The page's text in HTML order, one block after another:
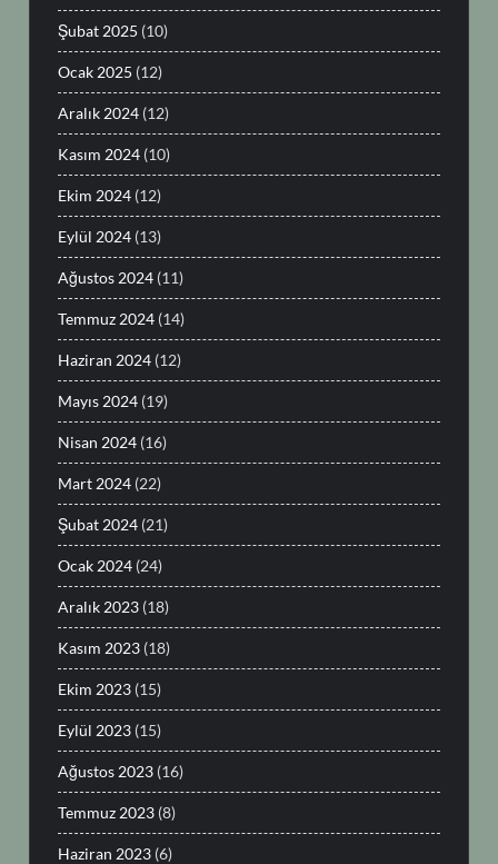
Şubat 2025 (10)
Ocak 2025 (12)
Aralık 2024 (12)
Kasım 2024 (10)
Ekim 2024 (12)
Eylül 2024 (13)
Ağustos 2024 (11)
Temmuz 2024 (14)
Haziran 2024 (12)
Mayıs 2024 (19)
Nisan 2024 (16)
Mart 2024 (22)
Şubat 2024 (21)
Ocak 2024 (24)
Aralık 2023 (18)
Kasım 2023 (18)
Ekim 2023 (15)
Eylül 2023 (15)
Ağustos 2023 (16)
Temmuz 2023 (8)
Haziran 2023 (6)